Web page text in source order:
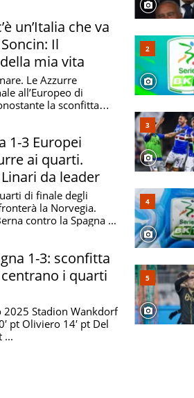
un’Italia che va
Il
mia vita
Le Azzurre
all’Europeo di
la sconfitta
1-3 Europei
ai quarti.
da leader
di finale degli
la Norvegia.
contro la Spagna ...
1-3: sconfitta
i quarti
Stadion Wankdorf
...